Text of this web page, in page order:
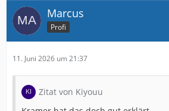
Marcus
Profi
11. Juni 2026 um 21:37
Zitat von Kiyouu